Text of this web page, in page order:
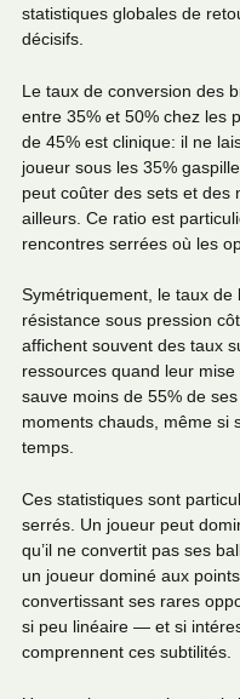
statistiques globales de
décisifs.
Le taux de conversion des
entre 35% et 50% chez les
de 45% est clinique: il ne
joueur sous les 35%
peut coûter des sets et des
ailleurs. Ce ratio est
rencontres serrées où les
Symétriquement, le taux
résistance sous pression
affichent souvent des taux
ressources quand leur
sauve moins de 55% de
moments chauds, même si
temps.
Ces statistiques sont
serrés. Un joueur peut
qu’il ne convertit pas ses
un joueur dominé aux
convertissant ses rares
si peu linéaire — et si
comprennent ces subtilités.